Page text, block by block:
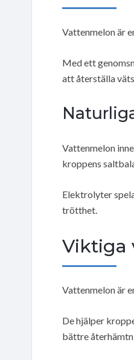
Vattenmelon är
Med ett
att återställa
Vattenmelon
kroppens
Elektrolyter
trötthet.
Viktiga
Vattenmelon är
De hjälper
bättre